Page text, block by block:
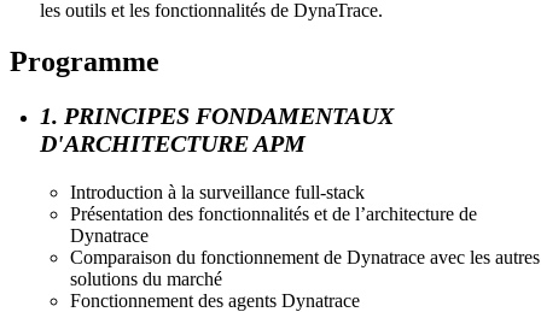
les outils et les fonctionnalités de DynaTrace.
Programme
1. PRINCIPES FONDAMENTAUX
D'ARCHITECTURE APM
Introduction à la surveillance full-stack
Présentation des fonctionnalités et de l’architecture de
Dynatrace
Comparaison du fonctionnement de Dynatrace avec les autres
solutions du marché
Fonctionnement des agents Dynatrace